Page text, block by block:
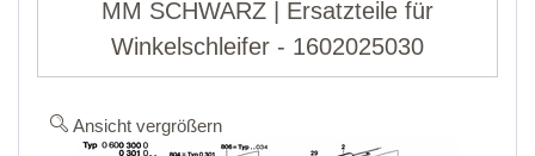
MM SCHWARZ | Ersatzteile für
Winkelschleifer - 1602025030
Ansicht vergrößern